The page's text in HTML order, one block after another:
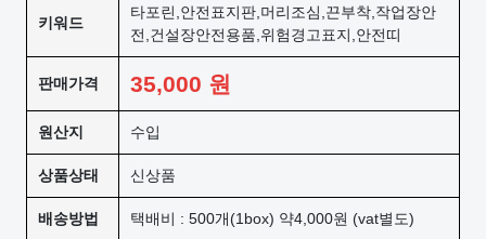
키워드
타포린,안전표지판,머리조심,끈부착,작업장안
전,건설장안전용품,위험경고표지,안전띠
판매가격 35,000 원
원산지 수입
상품상태 신상품
배송방법 택배비 : 500개(1box) 약4,000원 (vat별도)